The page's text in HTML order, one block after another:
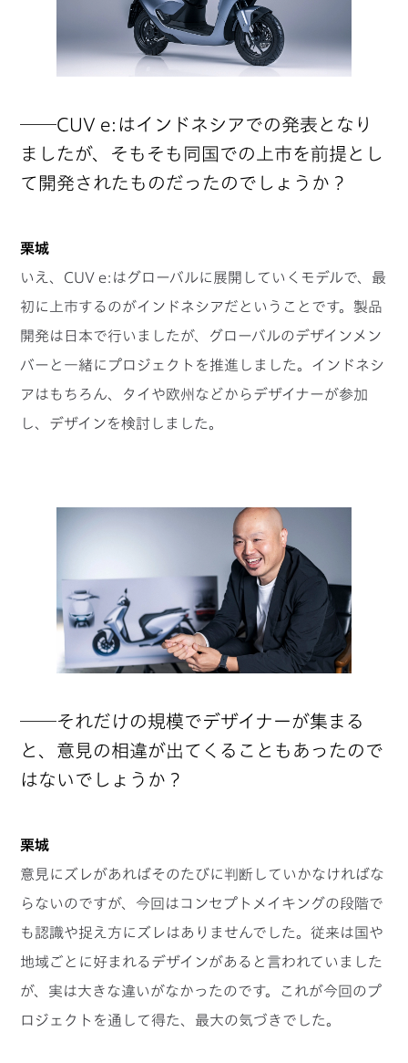
──CUV e:はインドネシアでの発表となり
ましたが、そもそも同国での上市を前提とし
て開発されたものだったのでしょうか？
栗城
いえ、CUV e:はグローバルに展開していくモデルで、最
初に上市するのがインドネシアだということです。製品
開発は日本で行いましたが、グローバルのデザインメン
バーと一緒にプロジェクトを推進しました。インドネシ
アはもちろん、タイや欧州などからデザイナーが参加
し、デザインを検討しました。
──それだけの規模でデザイナーが集まる
と、意見の相違が出てくることもあったので
はないでしょうか？
栗城
意見にズレがあればそのたびに判断していかなければな
らないのですが、今回はコンセプトメイキングの段階で
も認識や捉え方にズレはありませんでした。従来は国や
地域ごとに好まれるデザインがあると言われていました
が、実は大きな違いがなかったのです。これが今回のプ
ロジェクトを通して得た、最大の気づきでした。